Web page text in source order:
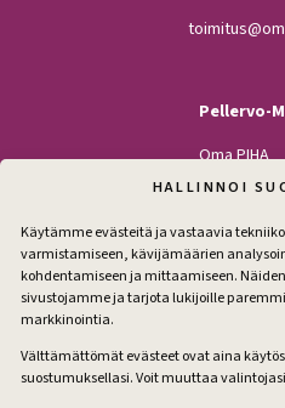
HALLINNOI
Käytämme evästeitä ja vastaavia
varmistamiseen, kävijämäärien
kohdentamiseen ja mittaamiseen.
sivustojamme ja tarjota lukijoille
markkinointia.
Välttämättömät evästeet ovat aina
suostumuksellasi. Voit muuttaa
Pellervo-
Oma PIHA
Kodin
Maatilan